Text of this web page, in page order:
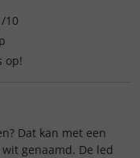
10
op!
Dat kan met een
genaamd. De led